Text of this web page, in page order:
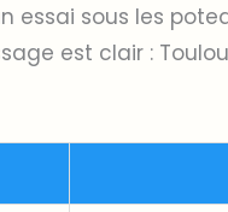
essai sous les
est clair :